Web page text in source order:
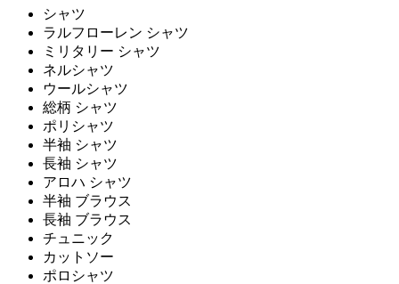
シャツ
ラルフローレン シャツ
ミリタリー シャツ
ネルシャツ
ウールシャツ
総柄 シャツ
ポリシャツ
半袖 シャツ
長袖 シャツ
アロハ シャツ
半袖 ブラウス
長袖 ブラウス
チュニック
カットソー
ポロシャツ